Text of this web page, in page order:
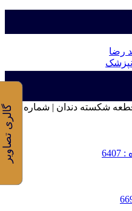
شکسته دندان | شماره
گالری تصاویر